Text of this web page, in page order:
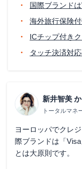
国際ブランド
海外旅行保険
ICチップ付き
タッチ決済対
新井智美
トータルマネ
ヨーロッパでクレ
際ブランドは「
とは大原則です。